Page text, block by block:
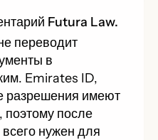
Futura Law.
переводит
в
Emirates ID,
разрешения имеют
поэтому после
нужен для